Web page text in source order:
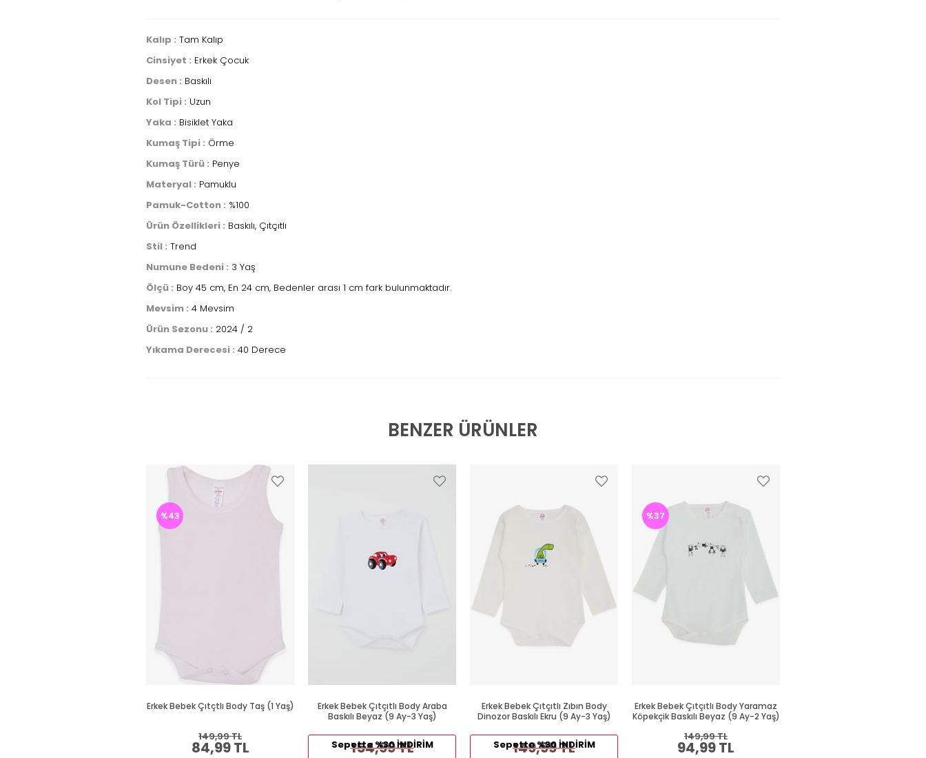
Kalıp : Tam Kalıp
Cinsiyet : Erkek Çocuk
Desen : Baskılı
Kol Tipi : Uzun
Yaka : Bisiklet Yaka
Kumaş Tipi : Örme
Kumaş Türü : Penye
Materyal : Pamuklu
Pamuk-Cotton : %100
Ürün Özellikleri : Baskılı, Çıtçıtlı
Stil : Trend
Numune Bedeni : 3 Yaş
Ölçü : Boy 45 cm, En 24 cm, Bedenler arası 1 cm fark bulunmaktadır.
Mevsim : 4 Mevsim
Ürün Sezonu : 2024 / 2
Yıkama Derecesi : 40 Derece
BENZER ÜRÜNLER
Erkek Bebek Çıtçtlı Body Taş (1 Yaş)
84,99 TL
149,99 TL
%43
Erkek Bebek Çıtçıtlı Body Araba
Baskılı Beyaz (9 Ay-3 Yaş)
154,99 TL
Sepette %30 İNDİRİM
Erkek Bebek Çıtçıtlı Zıbın Body
Dinozor Baskılı Ekru (9 Ay-3 Yaş)
149,99 TL
Sepette %30 İNDİRİM
Erkek Bebek Çıtçıtlı Body Yaramaz
Köpekçik Baskılı Beyaz (9 Ay-2 Yaş)
94,99 TL
149,99 TL
%37